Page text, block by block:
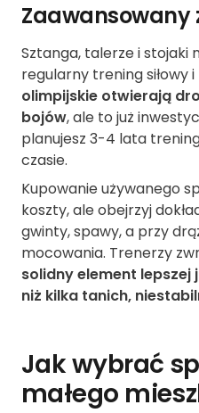
Zaawansowany
Sztanga, talerze i stojaki
regularny trening siłowy
olimpijskie otwierają
bojów, ale to już
planujesz 3-4 lata
czasie.
Kupowanie używanego
koszty, ale obejrzyj
gwinty, spawy, a przy
mocowania. Trenerzy
solidny element lepszej
niż kilka tanich,
Jak wybrać
małego